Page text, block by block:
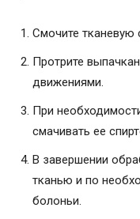
Смочите тканевую
Протрите
движениями.
При
смачивать ее
В завершении
тканью и по
болоньи.